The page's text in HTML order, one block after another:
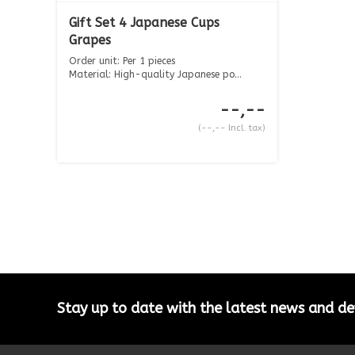
Gift Set 4 Japanese Cups
Grapes
Order unit: Per 1 pieces
Material: High-quality Japanese po...
--,--
(--,-- Incl. tax)
Stay up to date with the latest news and